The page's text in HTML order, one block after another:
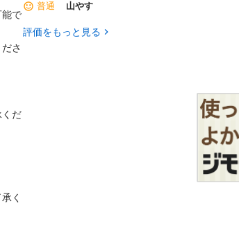
能で
さ
くだ
く
普通 山やす
評価をもっと見る